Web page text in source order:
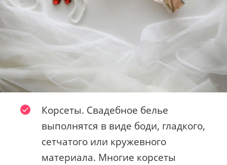
Корсеты. Свадебное белье
выполнятся в виде боди, гладкого,
сетчатого или кружевного
материала. Многие корсеты